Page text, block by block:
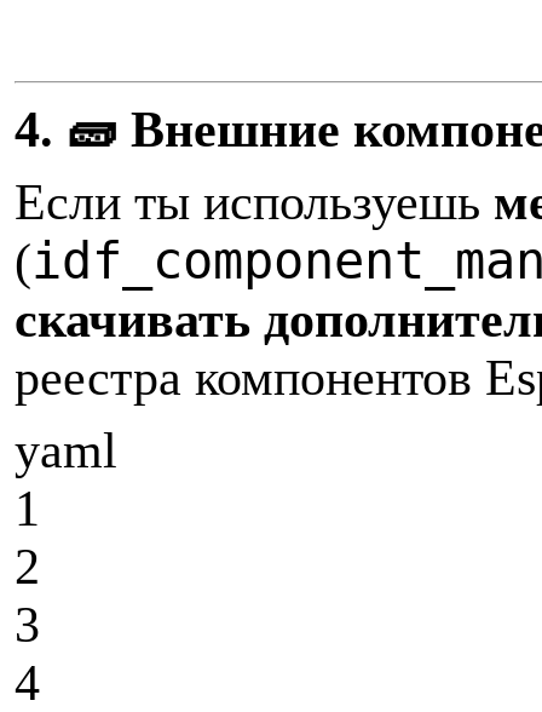
4. 🧱 Внешние
Если ты используешь
(
скачивать
реестра компонентов
yaml
1
2
3
4